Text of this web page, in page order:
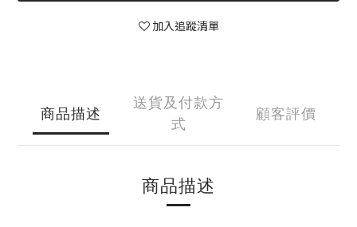
加入追蹤清單
商品描述
送貨及付款方
式
顧客評價
商品描述